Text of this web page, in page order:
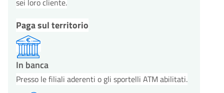
sei loro cliente.
Paga sul territorio
In banca
Presso le filiali aderenti o gli sportelli ATM abilitati.